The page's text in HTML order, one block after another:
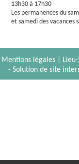
13h30 à 17h30
Les permanences du
et samedi des vacances
Mentions légales |
- Solution de site